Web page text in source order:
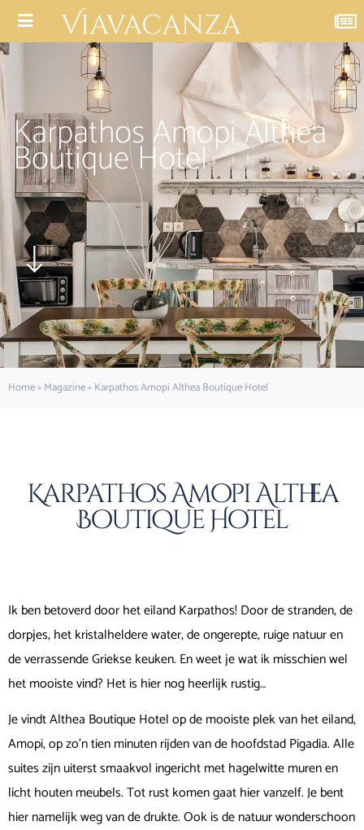
Karpathos Amopi Althea
Boutique Hotel
Home»Magazine»Karpathos Amopi Althea Boutique Hotel
Karpathos Amopi Althea
Boutique Hotel
Ik ben betoverd door het eiland Karpathos! Door de stranden, de
dorpjes, het kristalheldere water, de ongerepte, ruige natuur en
de verrassende Griekse keuken. En weet je wat ik misschien wel
het mooiste vind? Het is hier nog heerlijk rustig…
Je vindt Althea Boutique Hotel op de mooiste plek van het eiland,
Amopi, op zo’n tien minuten rijden van de hoofdstad Pigadia. Alle
suites zijn uiterst smaakvol ingericht met hagelwitte muren en
licht houten meubels. Tot rust komen gaat hier vanzelf. Je bent
hier namelijk weg van de drukte. Ook is de natuur wonderschoon